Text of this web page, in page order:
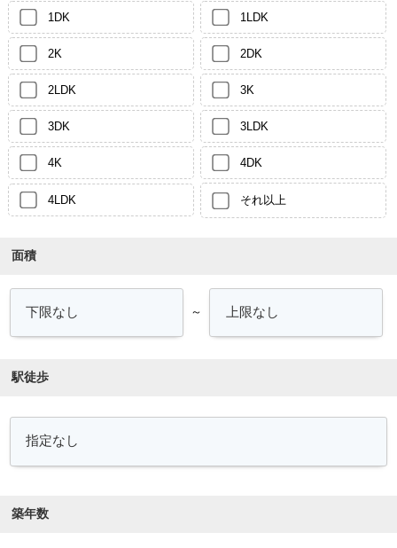
1DK 1LDK
2K 2DK
2LDK 3K
3DK 3LDK
4K 4DK
4LDK それ以上
面積
～
駅徒歩
築年数